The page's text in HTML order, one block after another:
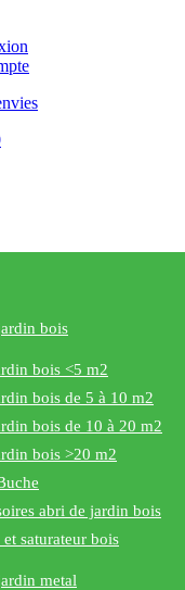
bois
bois <5 m2
bois de 5 à 10 m2
bois de 10 à 20 m2
bois >20 m2
abri de jardin bois
et saturateur bois
metal